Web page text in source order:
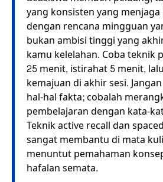
yang konsisten yang
dengan rencana mingguan
bukan ambisi tinggi yang
kamu kelelahan. Coba teknik
25 menit, istirahat 5 menit,
kemajuan di akhir sesi.
hal-hal fakta; cobalah
pembelajaran dengan kata-
Teknik active recall dan
sangat membantu di mata
menuntut pemahaman
hafalan semata.